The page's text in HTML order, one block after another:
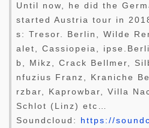
Until now, he did the
started Austria tour in
s: Tresor. Berlin, Wilde
alet, Cassiopeia,
b, Mikz, Crack Bellmer,
nfuzius Franz, Kraniche
rzbar, Kaprowbar, Villa
Schlot (Linz) etc…
Soundcloud: https://